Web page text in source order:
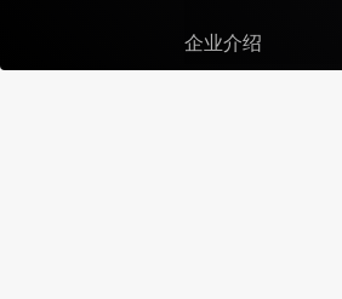
企业介绍